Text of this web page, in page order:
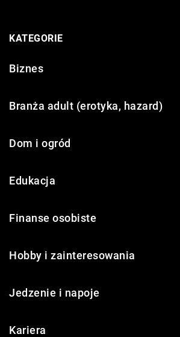
KATEGORIE
Biznes
Branża adult (erotyka, hazard)
Dom i ogród
Edukacja
Finanse osobiste
Hobby i zainteresowania
Jedzenie i napoje
Kariera